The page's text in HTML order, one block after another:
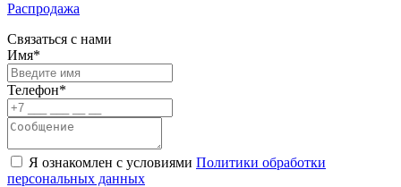
Распродажа
Связаться с нами
Имя*
Телефон*
Я ознакомлен с условиями Политики обработки
персональных данных